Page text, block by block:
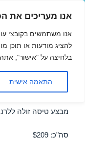
אנו מעריכים את
אנו משתמשים בקובצי
להציג מודעות או תוכן
בלחיצה על "אישור", אתה
התאמה אישית
טיסות
19/01/2017
מבצע טיסה זולה
סה"כ: $209